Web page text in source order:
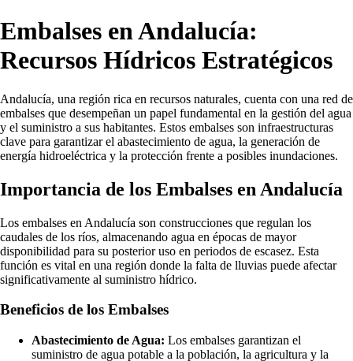
Embalses en Andalucía:
Recursos Hídricos Estratégicos
Andalucía, una región rica en recursos naturales, cuenta con una red de
embalses que desempeñan un papel fundamental en la gestión del agua
y el suministro a sus habitantes. Estos embalses son infraestructuras
clave para garantizar el abastecimiento de agua, la generación de
energía hidroeléctrica y la protección frente a posibles inundaciones.
Importancia de los Embalses en Andalucía
Los embalses en Andalucía son construcciones que regulan los
caudales de los ríos, almacenando agua en épocas de mayor
disponibilidad para su posterior uso en periodos de escasez. Esta
función es vital en una región donde la falta de lluvias puede afectar
significativamente al suministro hídrico.
Beneficios de los Embalses
Abastecimiento de Agua: Los embalses garantizan el
suministro de agua potable a la población, la agricultura y la